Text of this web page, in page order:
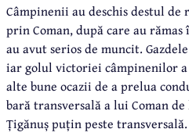
Câmpinenii au deschis destul
prin Coman, după care au
au avut serios de muncit.
iar golul victoriei câmpinenilor a
alte bune ocazii de a prelua
bară transversală a lui Coman
Țigănuș puțin peste